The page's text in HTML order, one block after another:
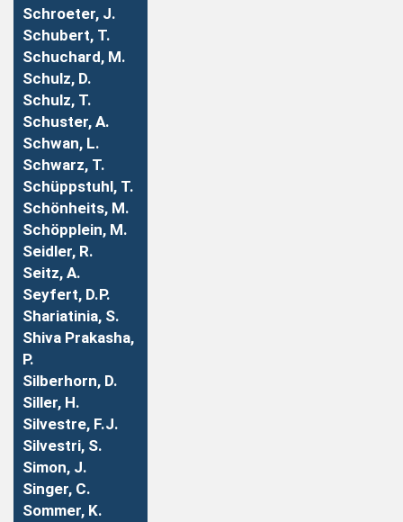
Schroeter, J.
Schubert, T.
Schuchard, M.
Schulz, D.
Schulz, T.
Schuster, A.
Schwan, L.
Schwarz, T.
Schüppstuhl, T.
Schönheits, M.
Schöpplein, M.
Seidler, R.
Seitz, A.
Seyfert, D.P.
Shariatinia, S.
Shiva Prakasha,
P.
Silberhorn, D.
Siller, H.
Silvestre, F.J.
Silvestri, S.
Simon, J.
Singer, C.
Sommer, K.